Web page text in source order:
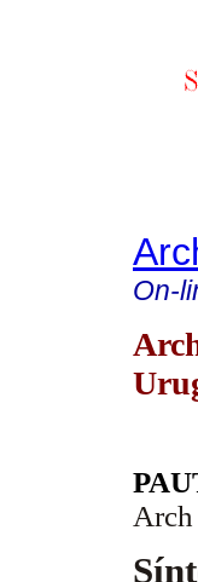
On-